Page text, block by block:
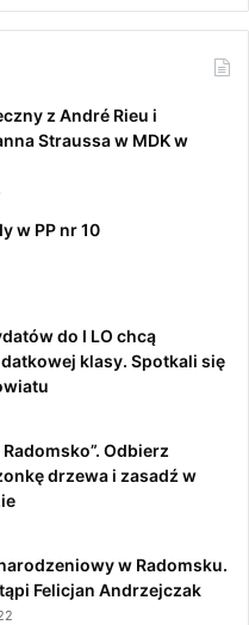
z André Rieu i
Straussa w MDK w
w PP nr 10
do I LO chcą
klasy. Spotkali się
Odbierz
drzewa i zasadź w
w Radomsku.
Felicjan Andrzejczak